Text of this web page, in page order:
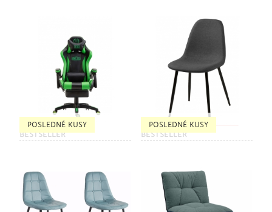
POSLEDNÉ KUSY
BESTSELLER
POSLEDNÉ KUSY
BESTSELLER